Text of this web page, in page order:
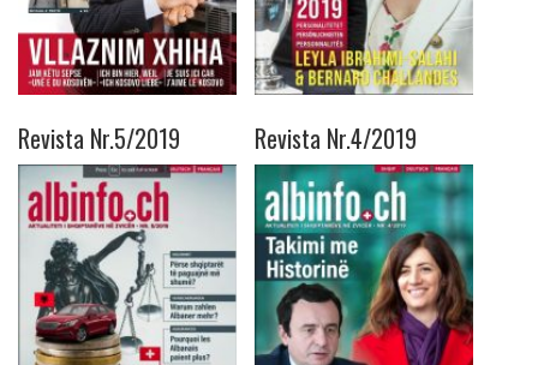
Revista Nr.5/2019 Revista Nr.4/2019